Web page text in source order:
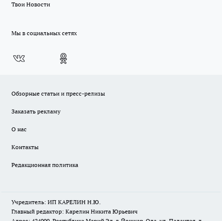
Твои Новости
Мы в социальных сетях
Обзорные статьи и пресс-релизы
Заказать рекламу
О нас
Контакты
Редакционная политика
Учредитель: ИП КАРЕЛИН Н.Ю.
Главный редактор: Карелин Никита Юрьевич